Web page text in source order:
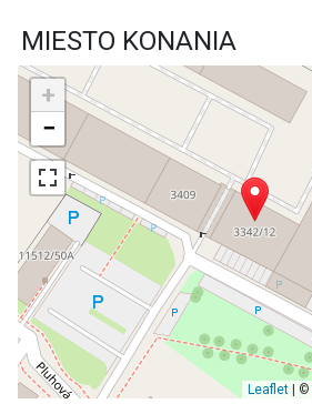
MIESTO KONANIA
+
−
Leaflet| ©